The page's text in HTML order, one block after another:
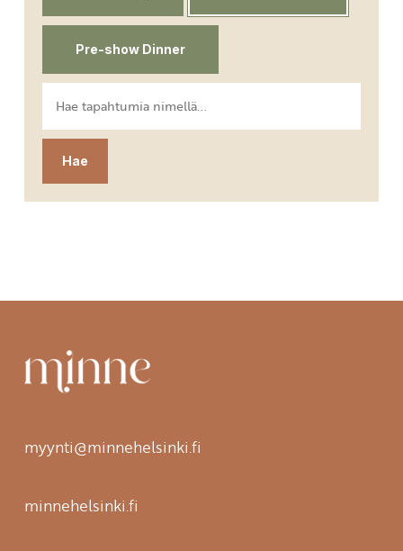
Pre-show Dinner
myynti@minnehelsinki.fi
minnehelsinki.fi